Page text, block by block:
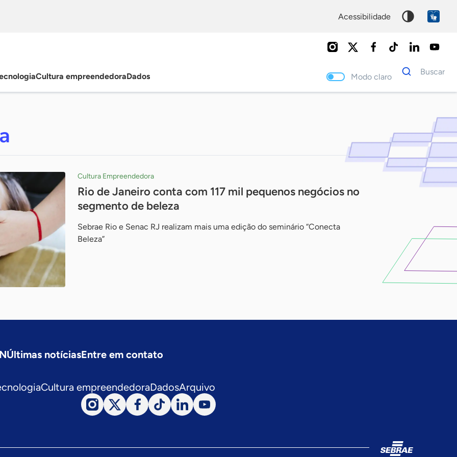
acessibilidade
Cultura empreendedoraDados Modo claro
Dados
para
Buscar
Cultura Empreendedora
Rio de Janeiro conta com 117 mil pequenos negócios no
segmento de beleza
Sebrae Rio e Senac RJ realizam mais uma edição do seminário “Conecta
Beleza”
Últimas notíciasEntre em contato
Cultura empreendedoraDadosArquivo